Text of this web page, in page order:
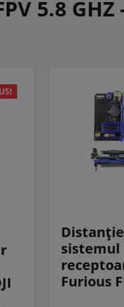
5.8 GHZ
sistemul
Furious